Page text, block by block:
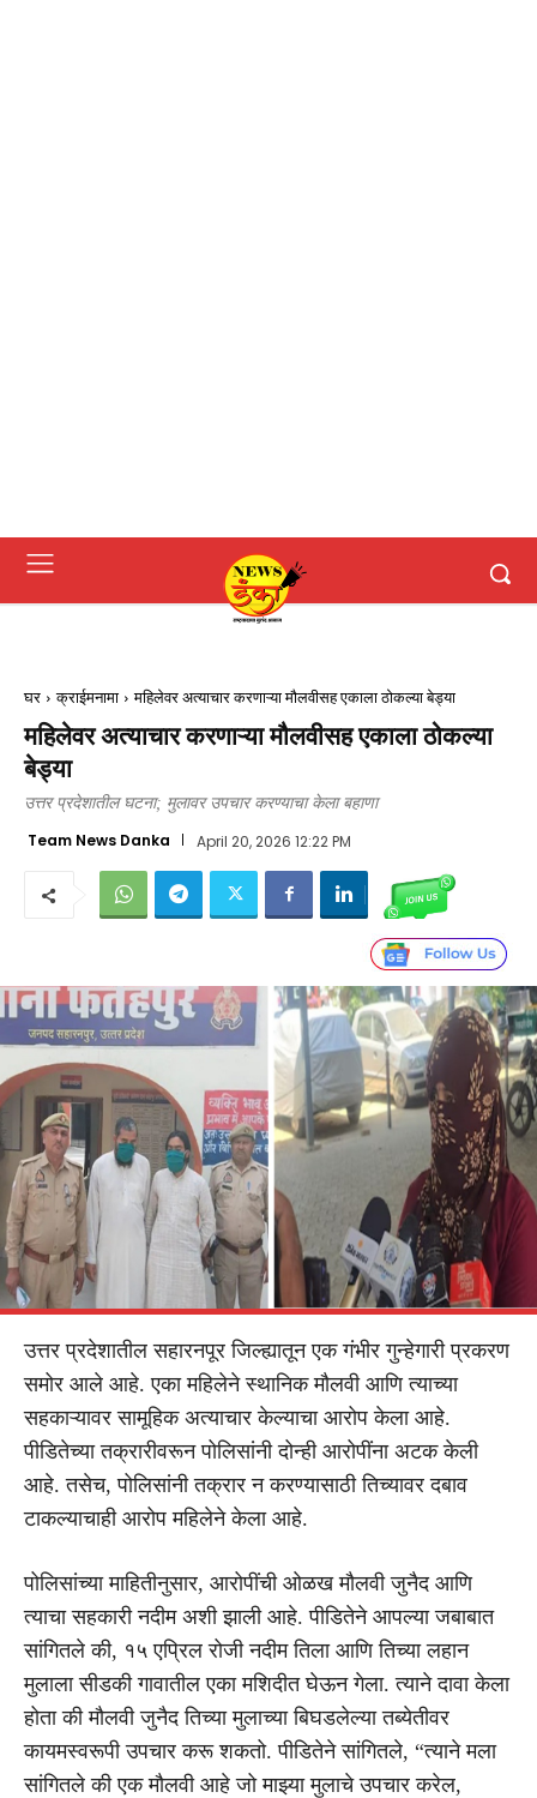
घर क्राईमनामा महिलेवर अत्याचार करणाऱ्या मौलवीसह एकाला ठोकल्या बेड्या
महिलेवर अत्याचार करणाऱ्या मौलवीसह एकाला ठोकल्या
बेड्या
उत्तर प्रदेशातील घटना; मुलावर उपचार करण्याचा केला बहाणा
Team News Danka April 20, 2026 12:22 PM
उत्तर प्रदेशातील सहारनपूर जिल्ह्यातून एक गंभीर गुन्हेगारी प्रकरण
समोर आले आहे. एका महिलेने स्थानिक मौलवी आणि त्याच्या
सहकाऱ्यावर सामूहिक अत्याचार केल्याचा आरोप केला आहे.
पीडितेच्या तक्रारीवरून पोलिसांनी दोन्ही आरोपींना अटक केली
आहे. तसेच, पोलिसांनी तक्रार न करण्यासाठी तिच्यावर दबाव
टाकल्याचाही आरोप महिलेने केला आहे.
पोलिसांच्या माहितीनुसार, आरोपींची ओळख मौलवी जुनैद आणि
त्याचा सहकारी नदीम अशी झाली आहे. पीडितेने आपल्या जबाबात
सांगितले की, १५ एप्रिल रोजी नदीम तिला आणि तिच्या लहान
मुलाला सीडकी गावातील एका मशिदीत घेऊन गेला. त्याने दावा केला
होता की मौलवी जुनैद तिच्या मुलाच्या बिघडलेल्या तब्येतीवर
कायमस्वरूपी उपचार करू शकतो. पीडितेने सांगितले, “त्याने मला
सांगितले की एक मौलवी आहे जो माझ्या मुलाचे उपचार करेल,